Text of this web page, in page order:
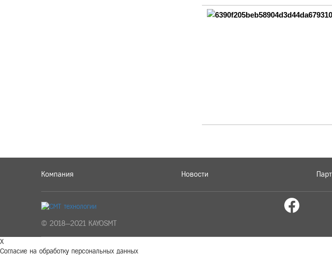
Компания Новости
© 2018—2021 KAYOSMT
X
Согласие на обработку персональных данных